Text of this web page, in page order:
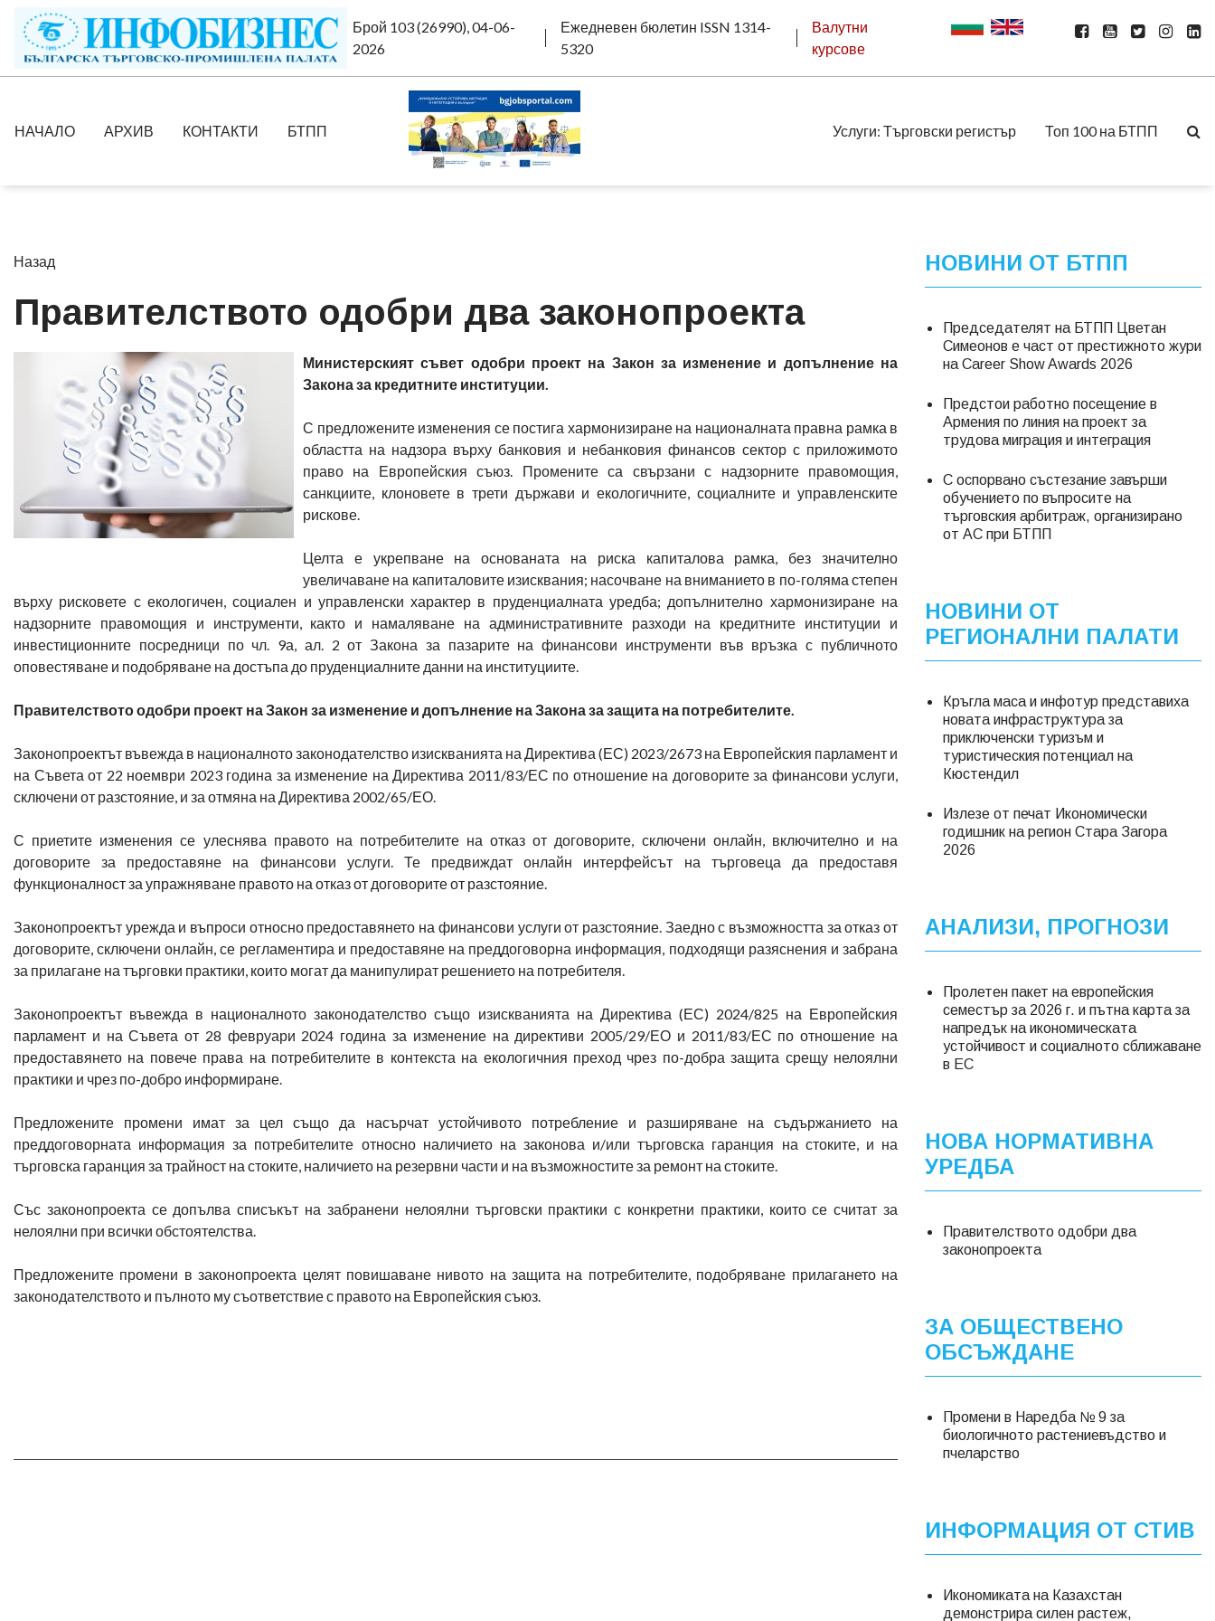
Брой 103 (26990), 04-06-
2026
Ежедневен бюлетин ISSN 1314-
5320
Валутни
курсове
НАЧАЛО АРХИВ КОНТАКТИ БТПП Услуги: Търговски регистър Топ 100 на БТПП
Назад
Правителството одобри два законопроекта
Министерският съвет одобри проект на Закон за изменение и допълнение на
Закона за кредитните институции.
С предложените изменения се постига хармонизиране на националната правна рамка в
областта на надзора върху банковия и небанковия финансов сектор с приложимото
право на Европейския съюз. Промените са свързани с надзорните правомощия,
санкциите, клоновете в трети държави и екологичните, социалните и управленските
рискове.
Целта е укрепване на основаната на риска капиталова рамка, без значително
увеличаване на капиталовите изисквания; насочване на вниманието в по-голяма степен
върху рисковете с екологичен, социален и управленски характер в пруденциалната уредба; допълнително хармонизиране на
надзорните правомощия и инструменти, както и намаляване на административните разходи на кредитните институции и
инвестиционните посредници по чл. 9а, ал. 2 от Закона за пазарите на финансови инструменти във връзка с публичното
оповестяване и подобряване на достъпа до пруденциалните данни на институциите.
Правителството одобри проект на Закон за изменение и допълнение на Закона за защита на потребителите.
Законопроектът въвежда в националното законодателство изискванията на Директива (ЕС) 2023/2673 на Европейския парламент и
на Съвета от 22 ноември 2023 година за изменение на Директива 2011/83/ЕС по отношение на договорите за финансови услуги,
сключени от разстояние, и за отмяна на Директива 2002/65/ЕО.
С приетите изменения се улеснява правото на потребителите на отказ от договорите, сключени онлайн, включително и на
договорите за предоставяне на финансови услуги. Те предвиждат онлайн интерфейсът на търговеца да предоставя
функционалност за упражняване правото на отказ от договорите от разстояние.
Законопроектът урежда и въпроси относно предоставянето на финансови услуги от разстояние. Заедно с възможността за отказ от
договорите, сключени онлайн, се регламентира и предоставяне на преддоговорна информация, подходящи разяснения и забрана
за прилагане на търговки практики, които могат да манипулират решението на потребителя.
Законопроектът въвежда в националното законодателство също изискванията на Директива (ЕС) 2024/825 на Европейския
парламент и на Съвета от 28 февруари 2024 година за изменение на директиви 2005/29/ЕО и 2011/83/ЕС по отношение на
предоставянето на повече права на потребителите в контекста на екологичния преход чрез по-добра защита срещу нелоялни
практики и чрез по-добро информиране.
Предложените промени имат за цел също да насърчат устойчивото потребление и разширяване на съдържанието на
преддоговорната информация за потребителите относно наличието на законова и/или търговска гаранция на стоките, и на
търговска гаранция за трайност на стоките, наличието на резервни части и на възможностите за ремонт на стоките.
Със законопроекта се допълва списъкът на забранени нелоялни търговски практики с конкретни практики, които се считат за
нелоялни при всички обстоятелства.
Предложените промени в законопроекта целят повишаване нивото на защита на потребителите, подобряване прилагането на
законодателството и пълното му съответствие с правото на Европейския съюз.
НОВИНИ ОТ БТПП
Председателят на БТПП Цветан
Симеонов е част от престижното жури
на Career Show Awards 2026
Предстои работно посещение в
Армения по линия на проект за
трудова миграция и интеграция
С оспорвано състезание завърши
обучението по въпросите на
търговския арбитраж, организирано
от АС при БТПП
НОВИНИ ОТ
РЕГИОНАЛНИ ПАЛАТИ
Кръгла маса и инфотур представиха
новата инфраструктура за
приключенски туризъм и
туристическия потенциал на
Кюстендил
Излезе от печат Икономически
годишник на регион Стара Загора
2026
АНАЛИЗИ, ПРОГНОЗИ
Пролетен пакет на европейския
семестър за 2026 г. и пътна карта за
напредък на икономическата
устойчивост и социалното сближаване
в ЕС
НОВА НОРМАТИВНА
УРЕДБА
Правителството одобри два
законопроекта
ЗА ОБЩЕСТВЕНО
ОБСЪЖДАНЕ
Промени в Наредба № 9 за
биологичното растениевъдство и
пчеларство
ИНФОРМАЦИЯ ОТ СТИВ
Икономиката на Казахстан
демонстрира силен растеж,